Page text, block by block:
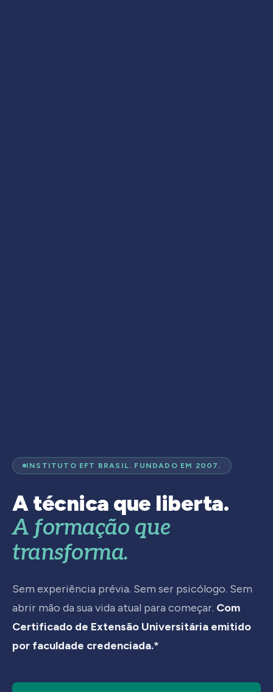
INSTITUTO EFT BRASIL. FUNDADO EM 2007.
A técnica que liberta.
A formação que
transforma.
Sem experiência prévia. Sem ser psicólogo. Sem
abrir mão da sua vida atual para começar. Com
Certificado de Extensão Universitária emitido
por faculdade credenciada.*